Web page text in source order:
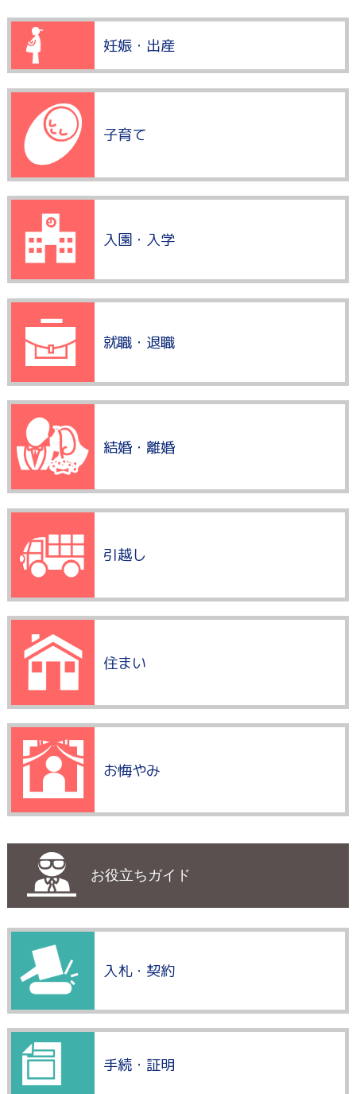
妊娠・出産
子育て
入園・入学
就職・退職
結婚・離婚
引越し
住まい
お悔やみ
お役立ちガイド
入札・契約
手続・証明